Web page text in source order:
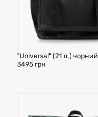
"Universal" (21 л.) чорний
3495 грн